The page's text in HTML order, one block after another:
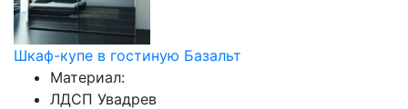
Шкаф-купе в гостиную Базальт
Материал:
ЛДСП Увадрев